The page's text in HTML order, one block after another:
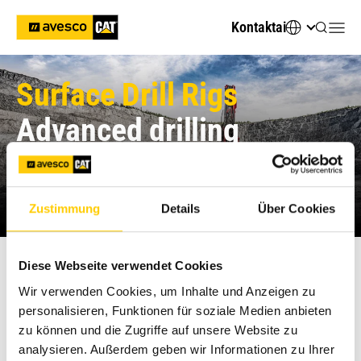
Zustimmung Details Über Cookies
Diese Webseite verwendet Cookies
Wir verwenden Cookies, um Inhalte und Anzeigen zu
personalisieren, Funktionen für soziale Medien anbieten
zu können und die Zugriffe auf unsere Website zu
analysieren. Außerdem geben wir Informationen zu Ihrer
Kontaktai
Surface Drill Rigs
Advanced drilling
solutions
Designed to work in the toughest operating conditions
Avesco Lithuania
Sandvik offers advanced drilling solutions for surface
applications, ensuring that every project is equipped with